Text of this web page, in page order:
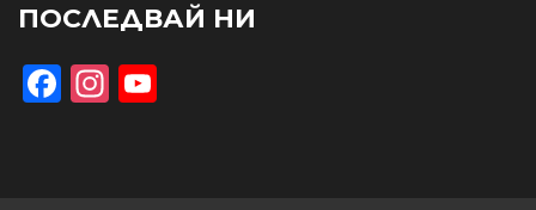
ПОСЛЕДВАЙ НИ
Facebook
Instagram